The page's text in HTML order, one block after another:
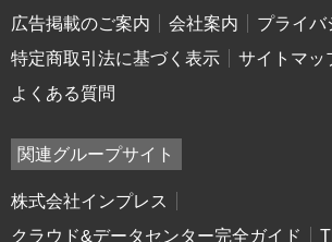
広告掲載のご案内
会社案内
プライバ
特定商取引法に基づく表示
サイトマッ
よくある質問
関連グループサイト
株式会社インプレス
クラウド&データセンター完全ガイド